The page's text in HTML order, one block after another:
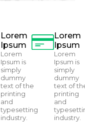
Lorem
Ipsum
Lorem
Ipsum is
simply
dummy
text of the
printing
and
typesetting
industry.
Lorem
Ipsum
Lorem
Ipsum is
simply
dummy
text of
printing
and
industry.